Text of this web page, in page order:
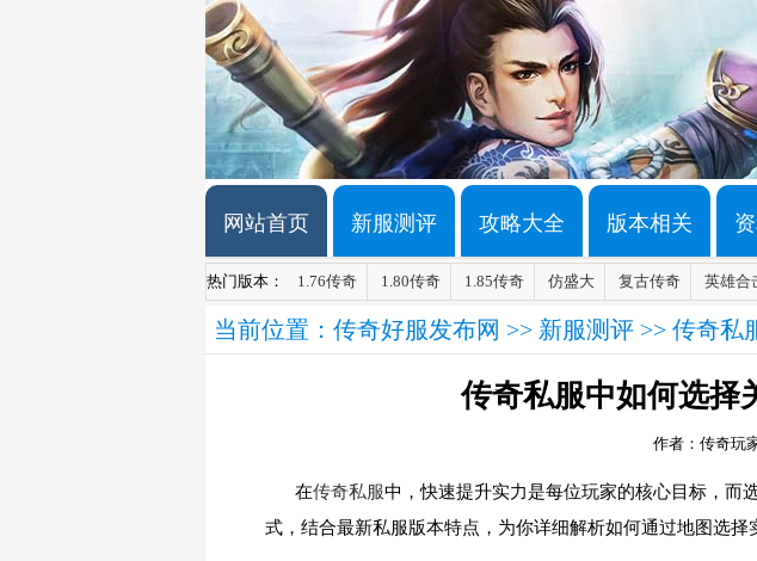
网站首页 新服测评 攻略大全 版本相关
热门版本： 1.76传奇 1.80传奇 1.85传奇 仿盛大 复古传奇 英雄合
当前位置： 传奇好服发布网 >> 新服测评 >> 传奇私
传奇私服中如何选择
作者：传奇玩
在传奇私服中，快速提升实力是每位玩家的核心目标，而
式，结合最新私服版本特点，为你详细解析如何通过地图选择